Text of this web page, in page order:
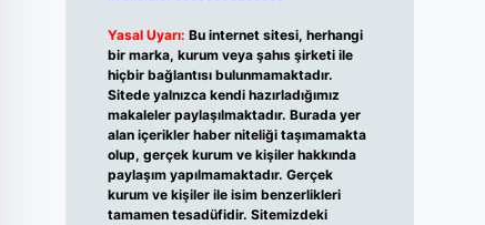
Yasal Uyarı: Bu internet sitesi, herhangi
bir marka, kurum veya şahıs şirketi ile
hiçbir bağlantısı bulunmamaktadır.
Sitede yalnızca kendi hazırladığımız
makaleler paylaşılmaktadır. Burada yer
alan içerikler haber niteliği taşımamakta
olup, gerçek kurum ve kişiler hakkında
paylaşım yapılmamaktadır. Gerçek
kurum ve kişiler ile isim benzerlikleri
tamamen tesadüfidir. Sitemizdeki